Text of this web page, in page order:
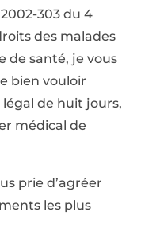
303 du 4
des malades
de santé, je vous
bien vouloir
légal de huit jours,
médical de
prie d’agréer
les plus